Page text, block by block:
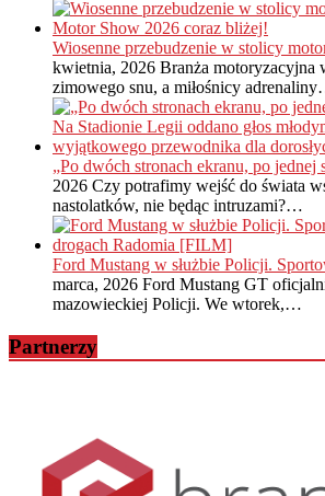
Wiosenne przebudzenie w stolicy
kwietnia, 2026 Branża motoryzacyjna
zimowego snu, a miłośnicy
„Po dwóch stronach ekranu, po
2026 Czy potrafimy wejść do świata
nastolatków, nie będąc intruzami?…
Ford Mustang w służbie Policji.
marca, 2026 Ford Mustang GT
mazowieckiej Policji. We wtorek,…
Partnerzy